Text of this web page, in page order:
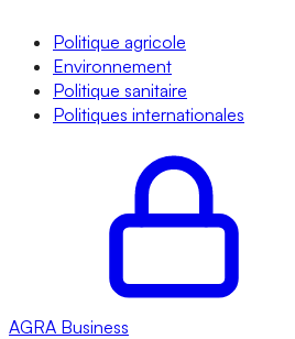
Politique agricole
Environnement
Politique sanitaire
Politiques internationales
AGRA Business